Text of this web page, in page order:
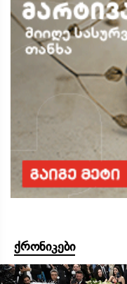
ქრონიკები